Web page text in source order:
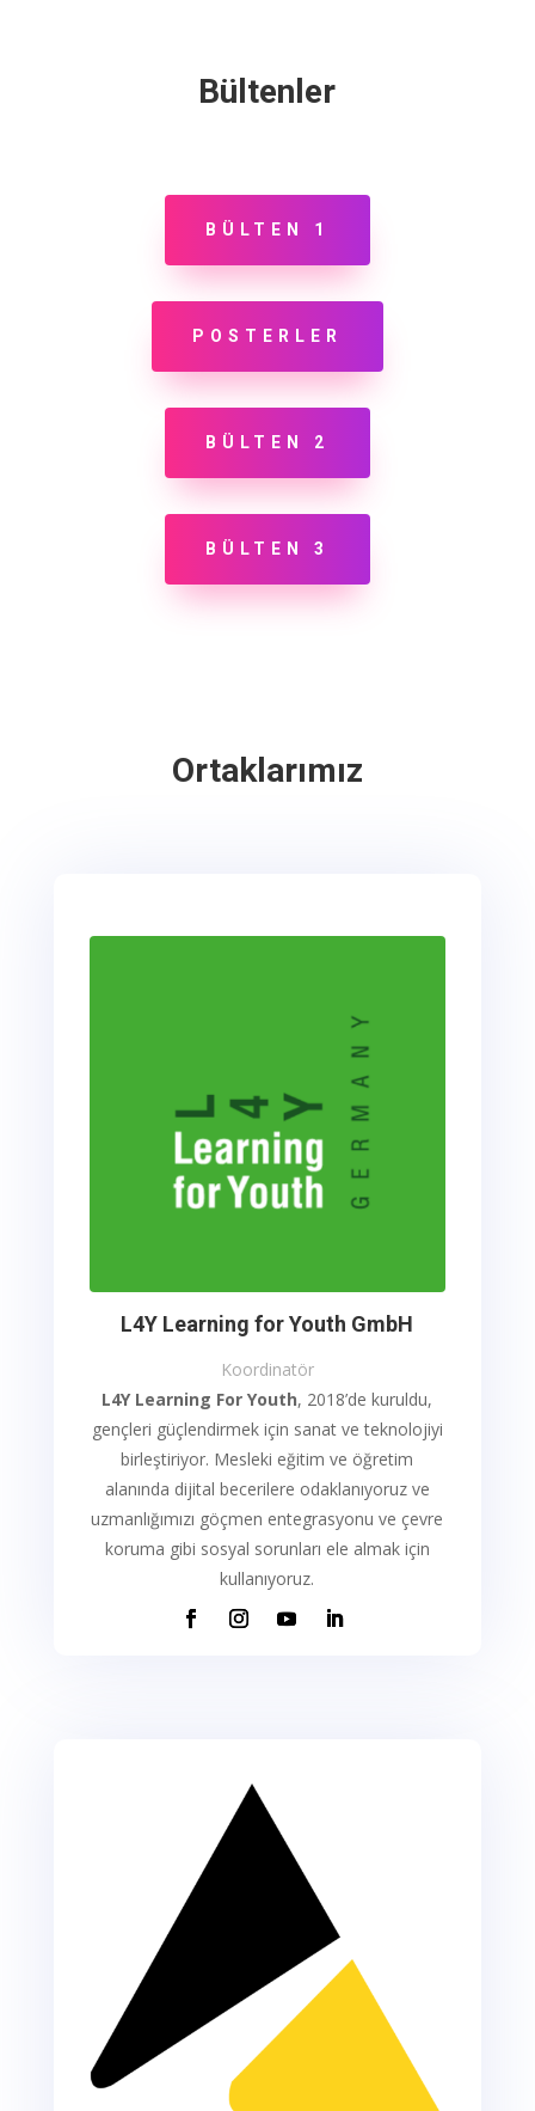
Bültenler
BÜLTEN 1
POSTERLER
BÜLTEN 2
BÜLTEN 3
Ortaklarımız
L4Y Learning for Youth GmbH
Koordinatör
L4Y Learning For Youth, 2018’de kuruldu,
gençleri güçlendirmek için sanat ve teknolojiyi
birleştiriyor. Mesleki eğitim ve öğretim
alanında dijital becerilere odaklanıyoruz ve
uzmanlığımızı göçmen entegrasyonu ve çevre
koruma gibi sosyal sorunları ele almak için
kullanıyoruz.